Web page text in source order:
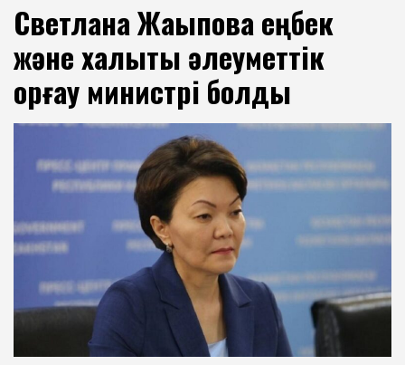
Светлана Жақыпова еңбек
және халықты әлеуметтік
қорғау министрі болды